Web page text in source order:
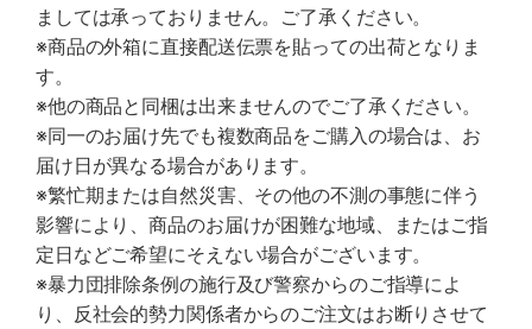
ましては承っておりません。ご了承ください。
※商品の外箱に直接配送伝票を貼っての出荷となりま
す。
※他の商品と同梱は出来ませんのでご了承ください。
※同一のお届け先でも複数商品をご購入の場合は、お
届け日が異なる場合があります。
※繁忙期または自然災害、その他の不測の事態に伴う
影響により、商品のお届けが困難な地域、またはご指
定日などご希望にそえない場合がございます。
※暴力団排除条例の施行及び警察からのご指導によ
り、反社会的勢力関係者からのご注文はお断りさせて